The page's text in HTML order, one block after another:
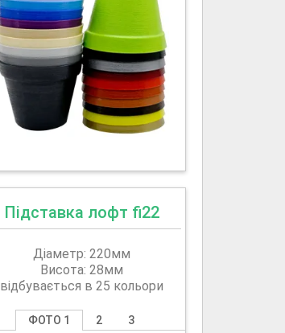
Підставка лофт fi22
Діаметр: 220мм
Висота: 28мм
відбувається в 25 кольори
ФОТО 1 2 3